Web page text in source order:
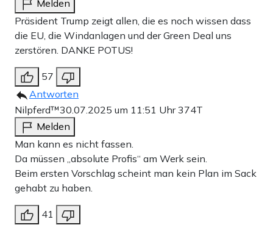
Melden
Präsident Trump zeigt allen, die es noch wissen dass
die EU, die Windanlagen und der Green Deal uns
zerstören. DANKE POTUS!
57
Antworten
Nilpferd™️30.07.2025 um 11:51 Uhr374T
Melden
Man kann es nicht fassen.
Da müssen „absolute Profis“ am Werk sein.
Beim ersten Vorschlag scheint man kein Plan im Sack
gehabt zu haben.
41